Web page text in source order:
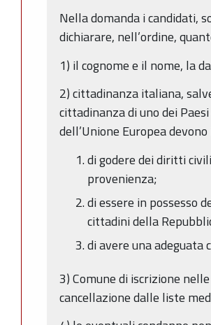
Nella domanda i candidati,
dichiarare, nell’ordine,
1) il cognome e il nome, la
2) cittadinanza italiana,
cittadinanza di uno dei
dell’Unione Europea
di godere dei diritti
provenienza;
di essere in possesso
cittadini della
di avere una adeguata
3) Comune di iscrizione
cancellazione dalle liste